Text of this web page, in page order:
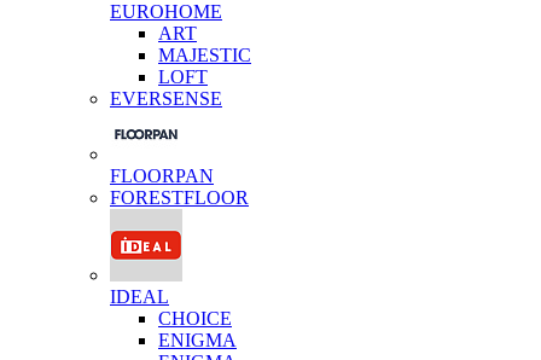
EUROHOME
ART
MAJESTIC
LOFT
EVERSENSE
FLOORPAN
FORESTFLOOR
IDEAL
CHOICE
ENIGMA